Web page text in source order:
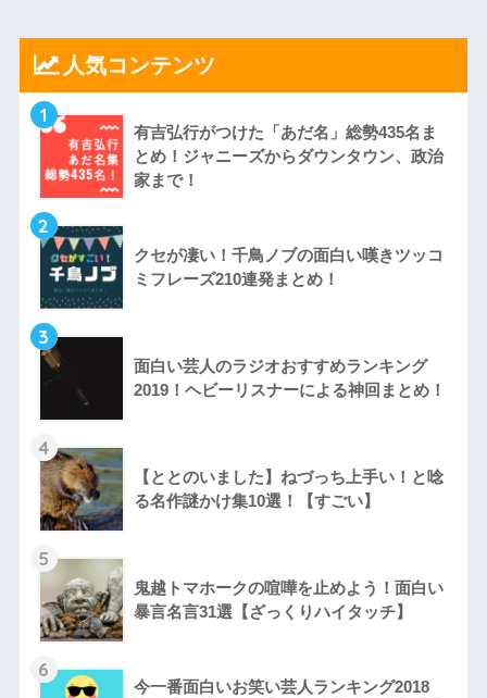
人気コンテンツ
1
有吉弘行がつけた「あだ名」総勢435名ま
とめ！ジャニーズからダウンタウン、政治
家まで！
2
クセが凄い！千鳥ノブの面白い嘆きツッコ
ミフレーズ210連発まとめ！
3
面白い芸人のラジオおすすめランキング
2019！ヘビーリスナーによる神回まとめ！
4
【ととのいました】ねづっち上手い！と唸
る名作謎かけ集10選！【すごい】
5
鬼越トマホークの喧嘩を止めよう！面白い
暴言名言31選【ざっくりハイタッチ】
6
今一番面白いお笑い芸人ランキング2018